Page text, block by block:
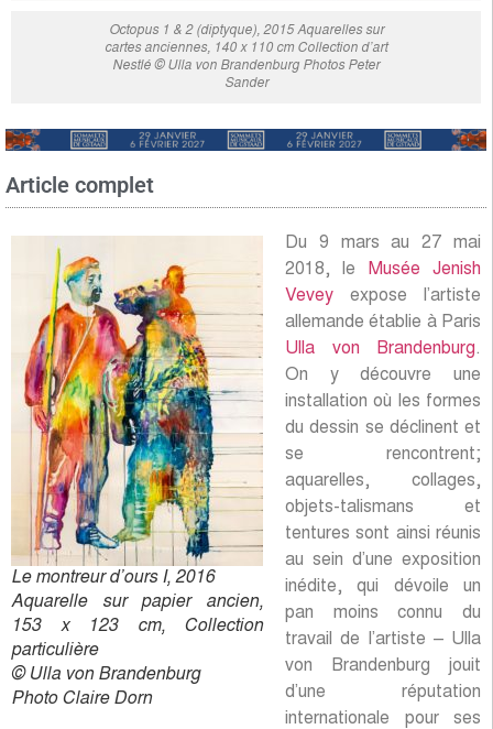
Octopus 1 & 2 (diptyque), 2015 Aquarelles sur
cartes anciennes, 140 x 110 cm Collection d’art
Nestlé © Ulla von Brandenburg Photos Peter
Sander
Article complet
Le montreur d’ours I, 2016
Aquarelle sur papier ancien,
153 x 123 cm, Collection
particulière
© Ulla von Brandenburg
Photo Claire Dorn
Du 9 mars au 27 mai
2018, le
Musée Jenish
Vevey expose l’artiste
allemande établie à Paris
Ulla von Brandenburg.
On y découvre une
installation où les formes
du dessin se déclinent et
se rencontrent;
aquarelles, collages,
objets-talismans et
tentures sont ainsi réunis
au sein d’une exposition
inédite, qui dévoile un
pan moins connu du
travail de l’artiste – Ulla
von Brandenburg jouit
d’une réputation
internationale pour ses